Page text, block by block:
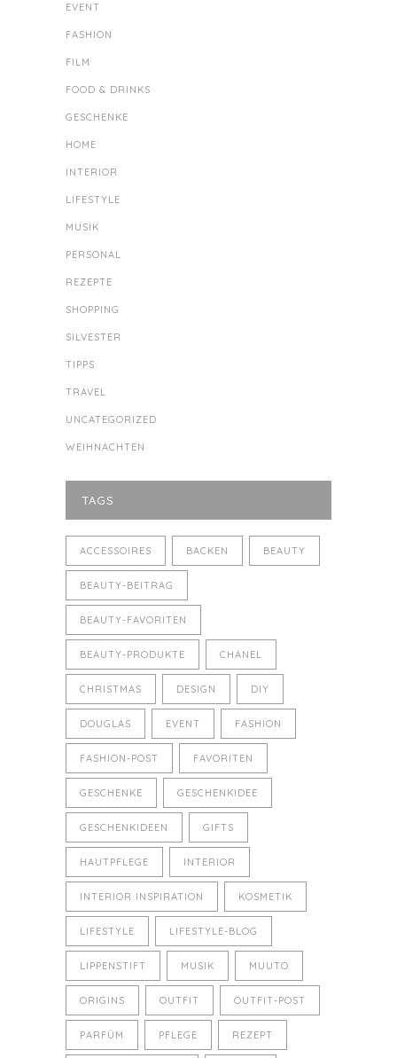
EVENT
FASHION
FILM
FOOD & DRINKS
GESCHENKE
HOME
INTERIOR
LIFESTYLE
MUSIK
PERSONAL
REZEPTE
SHOPPING
SILVESTER
TIPPS
TRAVEL
UNCATEGORIZED
WEIHNACHTEN
TAGS
ACCESSOIRES BACKEN BEAUTY
BEAUTY-BEITRAG
BEAUTY-FAVORITEN
BEAUTY-PRODUKTE CHANEL
CHRISTMAS DESIGN DIY
DOUGLAS EVENT FASHION
FASHION-POST FAVORITEN
GESCHENKE GESCHENKIDEE
GESCHENKIDEEN GIFTS
HAUTPFLEGE INTERIOR
INTERIOR INSPIRATION KOSMETIK
LIFESTYLE LIFESTYLE-BLOG
LIPPENSTIFT MUSIK MUUTO
ORIGINS OUTFIT OUTFIT-POST
PARFÜM PFLEGE REZEPT